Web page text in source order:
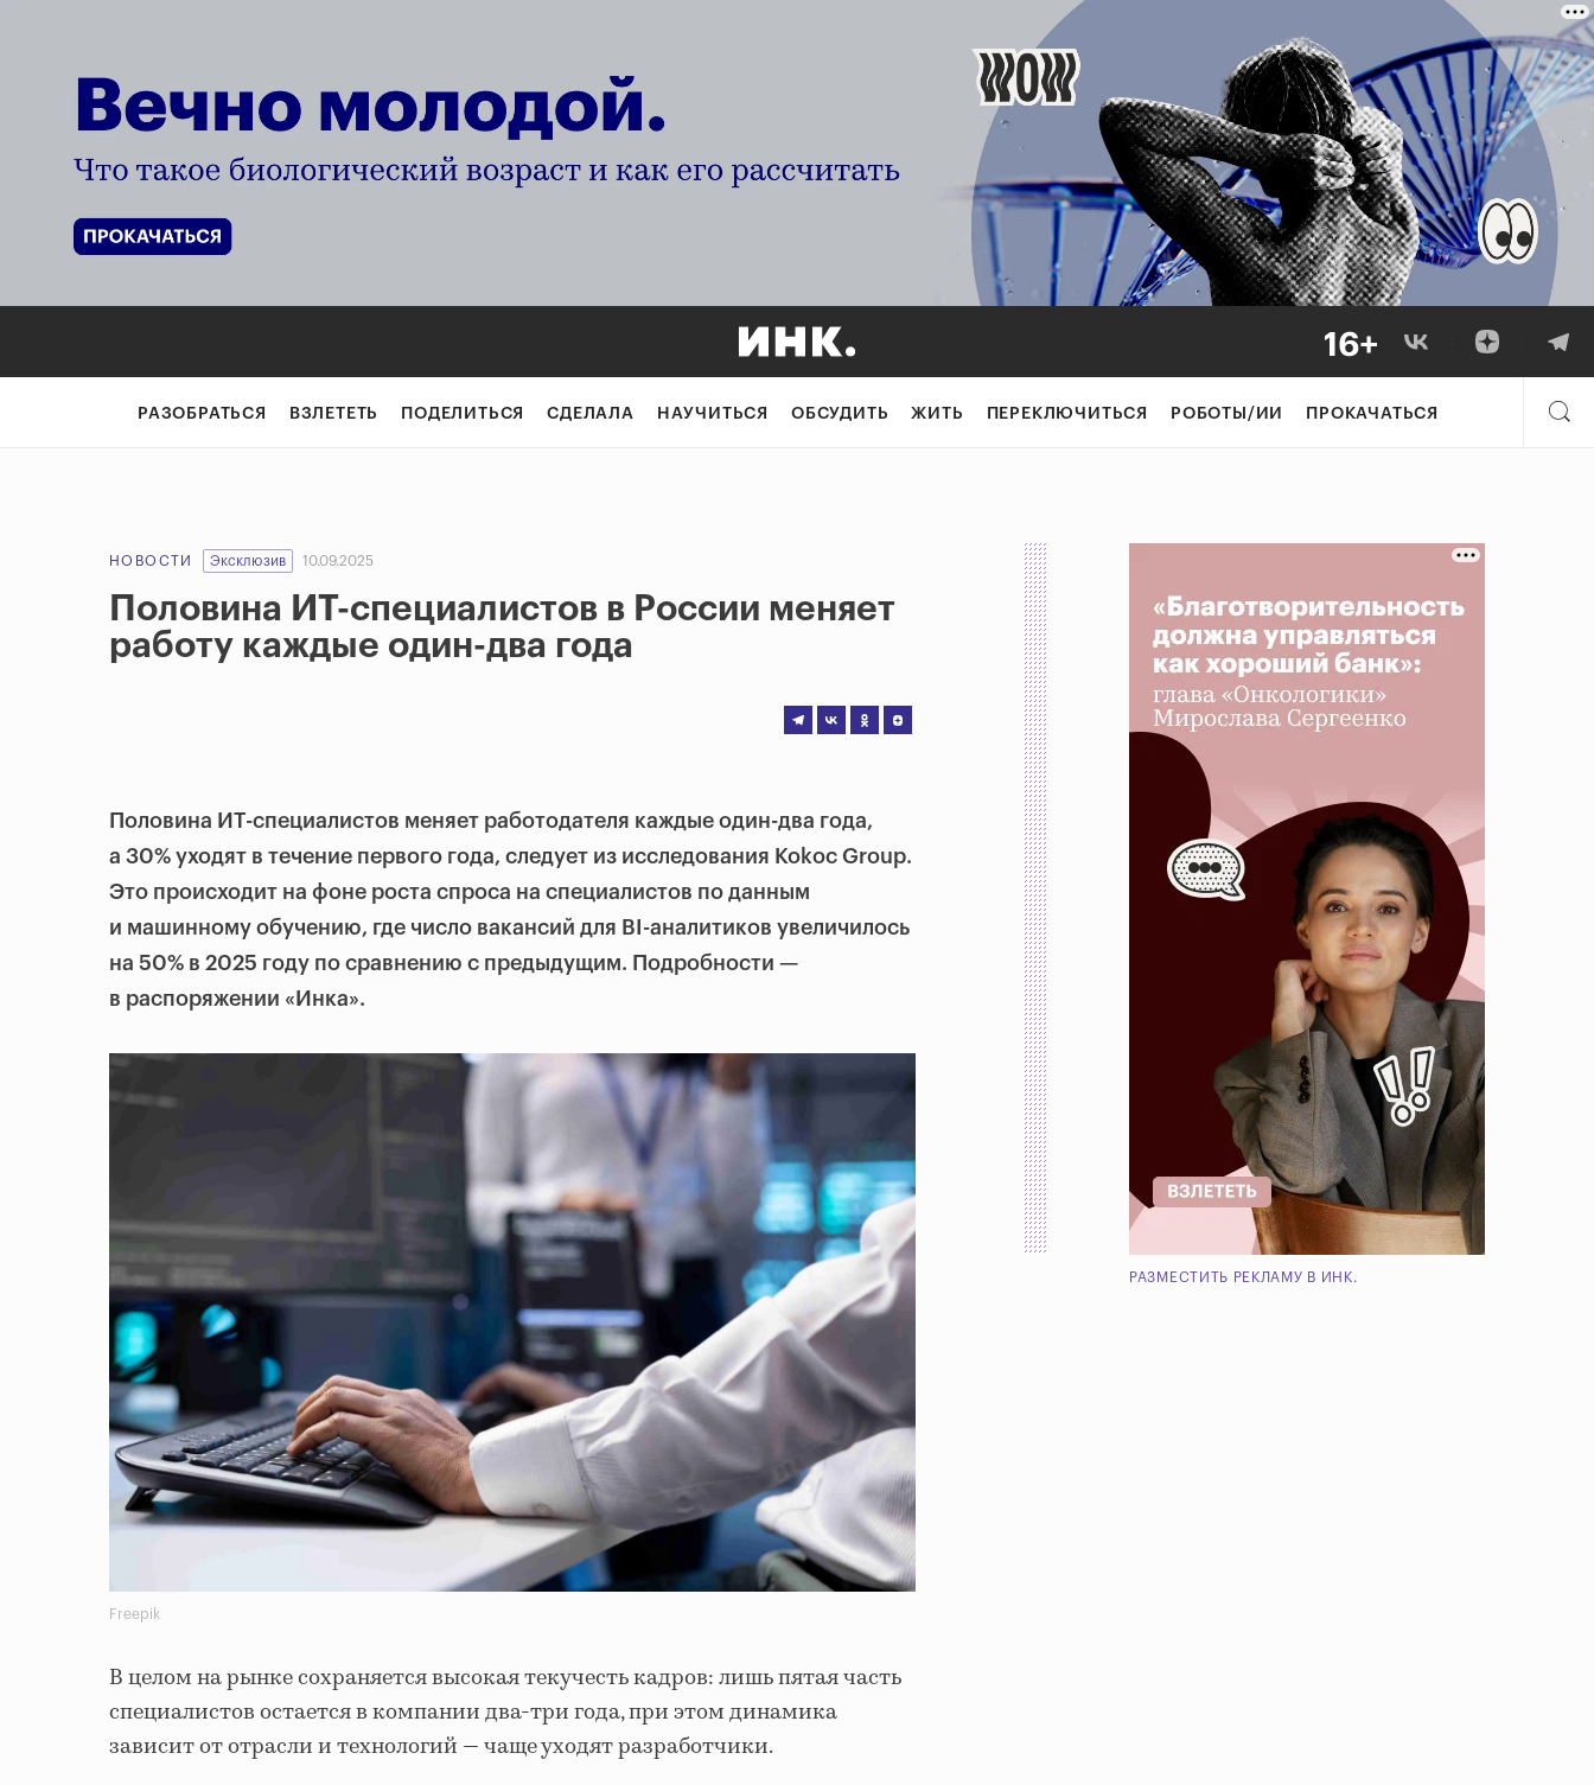
РАЗОБРАТЬСЯ ВЗЛЕТЕТЬ ПОДЕЛИТЬСЯ СДЕЛАЛА НАУЧИТЬСЯ ОБСУДИТЬ ЖИТЬ ПЕРЕКЛЮЧИТЬСЯ РОБОТЫ/ИИ ПРОКАЧАТЬСЯ
НОВОСТИ Эксклюзив 10.09.2025
Половина ИТ-специалистов в России меняет
работу каждые один-два года
Половина ИТ-специалистов меняет работодателя каждые один-два года,
а 30% уходят в течение первого года, следует из исследования Kokoc Group.
Это происходит на фоне роста спроса на специалистов по данным
и машинному обучению, где число вакансий для BI-аналитиков увеличилось
на 50% в 2025 году по сравнению с предыдущим. Подробности —
в распоряжении «Инка».
Freepik
В целом на рынке сохраняется высокая текучесть кадров: лишь пятая часть
специалистов остается в компании два-три года, при этом динамика
зависит от отрасли и технологий — чаще уходят разработчики.
РАЗМЕСТИТЬ РЕКЛАМУ В ИНК.